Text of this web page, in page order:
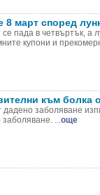
8 март според
пада в четвъртък, а
купони и
към болка
дадено заболяване
...още